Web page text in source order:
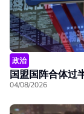
政治
国盟国阵合体过
04/08/2026